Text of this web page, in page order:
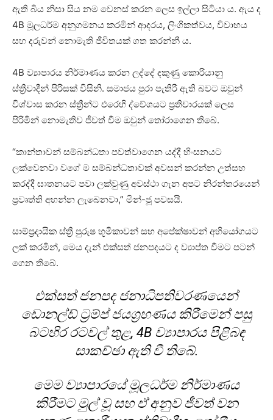
ඇති බිය නිසා සිය නම වෙනස් කරන ලෙස ඉල්ලා සිටියා ය. ඇය ද
4B මූලධර්ම අනුගමනය කරමින් ආදරය, ලිංගිකත්වය, විවාහය
සහ දරුවන් නොමැති ජීවිතයක් ගත කරන්නී ය.
4B ව්‍යාපාරය නිර්මාණය කරන ලද්දේ දකුණු කොරියානු
ස්ත්‍රීවාදීන් පිරිසක් විසිනි. සමාජය පුරා පැතිරී ඇති බවට ඔවුන්
විශ්වාස කරන ස්ත්‍රීන්ට එරෙහි ද්වේශයට ප්‍රතිචාරයක් ලෙස
පිරිමින් නොමැතිව ජීවත් වීම ඔවුන් තෝරාගෙන තිබේ.
“කාන්තාවන් සම්බන්ධතා පවත්වාගෙන යද්දී හිංසනයට
ලක්වෙනවා වගේ ම සම්බන්ධතාවක් අවසන් කරන්න උත්සහ
කරද්දී ඝාතනයට පවා ලක්වුණු අවස්ථා ගැන අපට නිරන්තරයෙන්
ප්‍රවෘත්ති අහන්න ලැබෙනවා,” මින්-ජූ පවසයි.
සාම්ප්‍රදායික ස්ත්‍රී පුරුෂ භූමිකාවන් සහ අපේක්ෂාවන් අභියෝගයට
ලක් කරමින්, මෙය දැන් එක්සත් ජනපදයට ද ව්‍යාප්ත වීමට පටන්
ගෙන තිබේ.
එක්සත් ජනපද ජනාධිපතිවරණයෙන්
ඩොනල්ඩ් ට්‍රම්ප් ජයග්‍රහණය කිරීමෙන් පසු
බටහිර රටවල් තුළ, 4B ව්‍යාපාරය පිළිබඳ
සාකච්ඡා ඇති වී තිබේ.
මෙම ව්‍යාපාරයේ මූලධර්ම නිර්මාණය
කිරීමට මුල් වූ සහ ඒ අනුව ජීවත් වන